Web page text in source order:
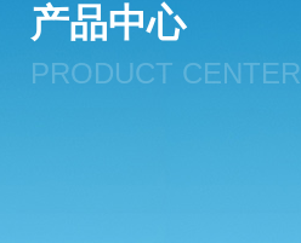
产品中心
PRODUCT CENTER